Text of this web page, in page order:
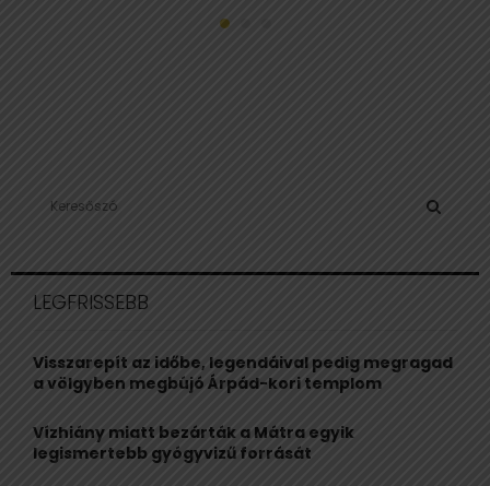
h
o
r
LEGFRISSEBB
Visszarepít az időbe, legendáival pedig megragad
a völgyben megbújó Árpád-kori templom
Vízhiány miatt bezárták a Mátra egyik
legismertebb gyógyvizű forrását